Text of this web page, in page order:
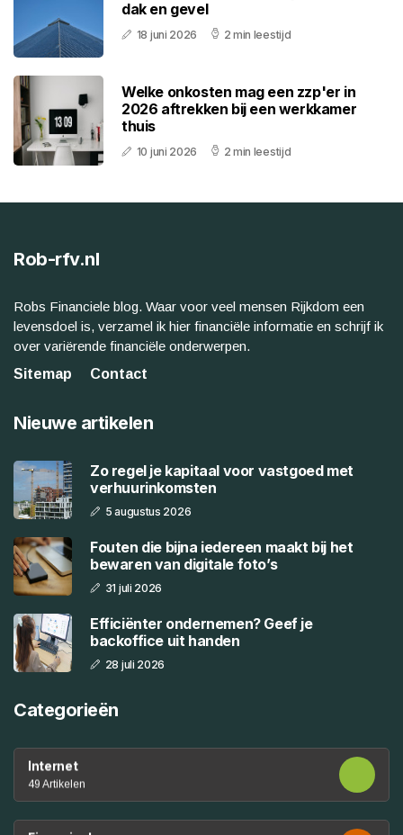
dak en gevel
18 juni 2026 2 min leestijd
Welke onkosten mag een zzp'er in
2026 aftrekken bij een werkkamer
thuis
10 juni 2026 2 min leestijd
Rob-rfv.nl
Robs Financiele blog. Waar voor veel mensen Rijkdom een
levensdoel is, verzamel ik hier financiële informatie en schrijf ik
over variërende financiële onderwerpen.
Sitemap
Contact
Nieuwe artikelen
Zo regel je kapitaal voor vastgoed met
verhuurinkomsten
5 augustus 2026
Fouten die bijna iedereen maakt bij het
bewaren van digitale foto’s
31 juli 2026
Efficiënter ondernemen? Geef je
backoffice uit handen
28 juli 2026
Categorieën
Internet
49 Artikelen